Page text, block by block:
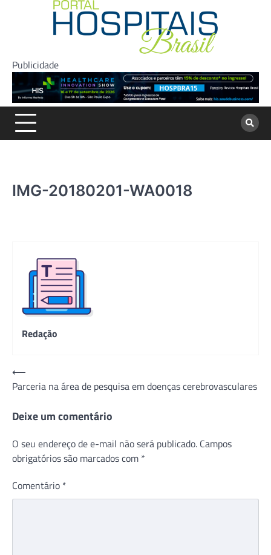
Publicidade
IMG-20180201-WA0018
Redação
Navegação
de
Post
⟵
Parceria na área de pesquisa em doenças cerebrovasculares
Deixe um comentário
O seu endereço de e-mail não será publicado. Campos
obrigatórios são marcados com *
Comentário *